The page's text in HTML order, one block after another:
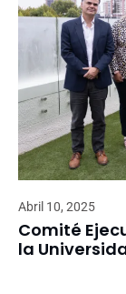
Abril 10, 2025
Comité
la